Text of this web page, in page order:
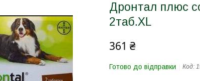
Дронтал плюс
2таб.XL
361 ₴
Готово до відправки Код: